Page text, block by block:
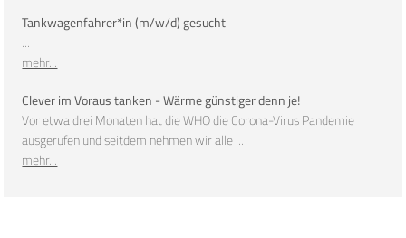
Tankwagenfahrer*in (m/w/d) gesucht
...
mehr...
Clever im Voraus tanken - Wärme günstiger denn je!
Vor etwa drei Monaten hat die WHO die Corona-Virus Pandemie
ausgerufen und seitdem nehmen wir alle ...
mehr...